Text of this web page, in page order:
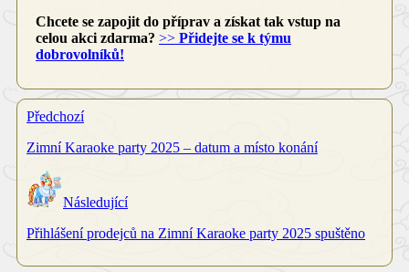
Chcete se zapojit do příprav a získat tak vstup na
celou akci zdarma? >> Přidejte se k týmu
dobrovolníků!
Předchozí
Zimní Karaoke party 2025 – datum a místo konání
Následující
Přihlášení prodejců na Zimní Karaoke party 2025 spuštěno